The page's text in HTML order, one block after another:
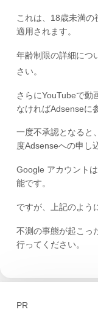
これは、18歳未満の
適用されます。
年齢制限の詳細につ
さい。
さらにYouTubeで動
なければAdsenseに
一度不承認となると
度Adsenseへの申し
Google アカウント
能です。
ですが、上記のよう
不測の事態が起こっ
行ってください。
PR